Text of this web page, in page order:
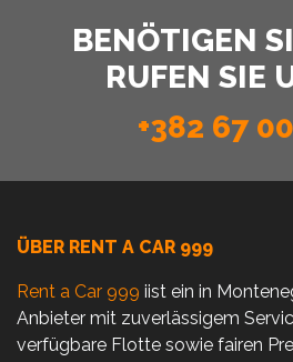
BENÖTIGEN
RUFEN SIE
+382 67
ÜBER RENT A CAR 999
Rent a Car 999 iist ein in
Anbieter mit zuverlässigem
verfügbare Flotte sowie fairen